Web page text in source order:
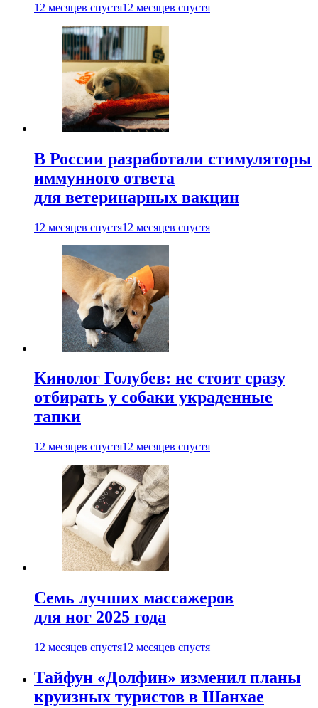
12 месяцев спустя12 месяцев спустя
В России разработали стимуляторы
иммунного ответа
для ветеринарных вакцин
12 месяцев спустя12 месяцев спустя
Кинолог Голубев: не стоит сразу
отбирать у собаки украденные
тапки
12 месяцев спустя12 месяцев спустя
Семь лучших массажеров
для ног 2025 года
12 месяцев спустя12 месяцев спустя
Тайфун «Долфин» изменил планы
круизных туристов в Шанхае